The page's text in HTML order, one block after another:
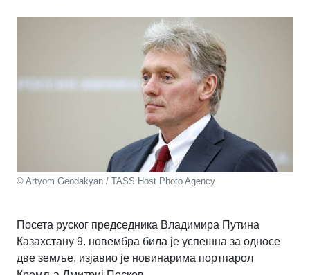
© Artyom Geodakyan / TASS Host Photo Agency
Посета руског председника Владимира Путина
Казахстану 9. новембра била је успешна за односе
две земље, изјавио је новинарима портпарол